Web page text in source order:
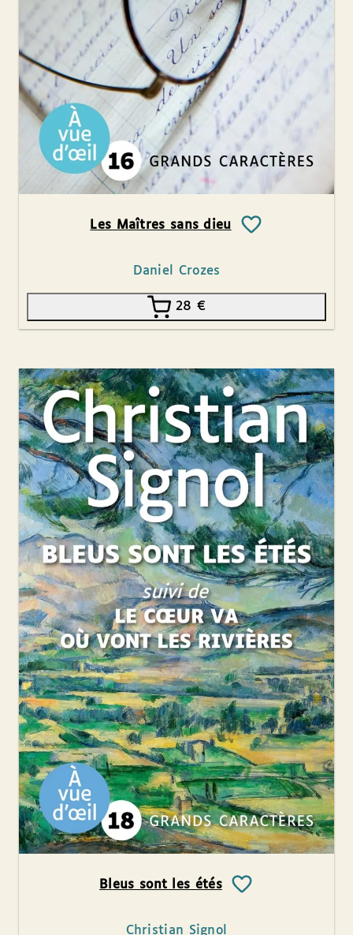
Les Maîtres sans dieu
Daniel Crozes
28 €
Bleus sont les étés
Christian Signol